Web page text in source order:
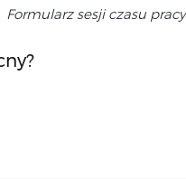
Formularz sesji czasu pracy